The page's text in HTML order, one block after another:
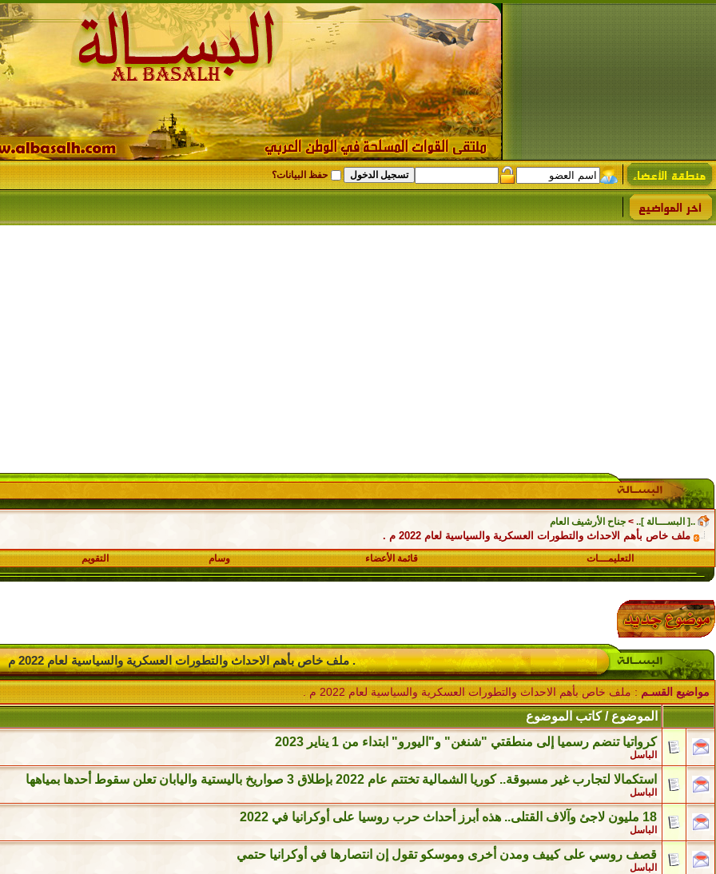
حفظ البيانات؟
..[ البســـالة ].. > جناح الأرشيف العام
ملف خاص بأهم الاحداث والتطورات العسكرية والسياسية لعام 2022 م .
التعليمـــات قائمة الأعضاء وسام التقويم
ملف خاص بأهم الاحداث والتطورات العسكرية والسياسية لعام 2022 م .
مواضيع القسـم : ملف خاص بأهم الاحداث والتطورات العسكرية والسياسية لعام 2022 م .
الموضوع/كاتب الموضوع
كرواتيا تنضم رسميا إلى منطقتي "شنغن" و"اليورو" ابتداء من 1 يناير 2023
الباسل
استكمالا لتجارب غير مسبوقة.. كوريا الشمالية تختتم عام 2022 بإطلاق 3 صواريخ باليستية واليابان تعلن سقوط أحدها بمياهها
الباسل
18 مليون لاجئ وآلاف القتلى.. هذه أبرز أحداث حرب روسيا على أوكرانيا في 2022
الباسل
قصف روسي على كييف ومدن أخرى وموسكو تقول إن انتصارها في أوكرانيا حتمي
الباسل